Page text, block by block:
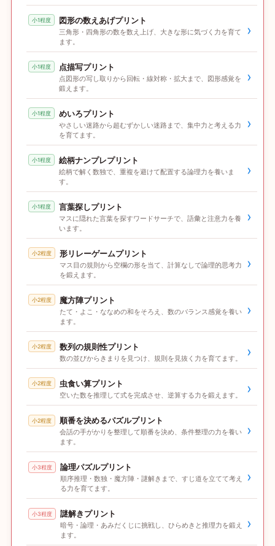
小1程度 図形の数えあげプリント
三角形・四角形の数を数え上げ、大きな形に気づく力を育て
ます。
›
小1程度 点描写プリント
点図形の写し取りから回転・線対称・拡大まで、図形感覚を
鍛えます。
›
小1程度 めいろプリント
やさしい迷路から超むずかしい迷路まで、集中力と考える力
を育てます。
›
小1程度 絵柄ナンプレプリント
絵柄で解く数独で、重複を避けて配置する論理力を養いま
す。
›
小1程度 言葉探しプリント
マスに隠れた言葉を探すワードサーチで、語彙と注意力を養
います。
›
小2程度 形リレーゲームプリント
マス目の規則から空欄の形を当て、計算なしで論理的思考力
を鍛えます。
›
小2程度 魔方陣プリント
たて・よこ・ななめの和をそろえ、数のバランス感覚を養い
ます。
›
小2程度 数列の規則性プリント
数の並びからきまりを見つけ、規則を見抜く力を育てます。 ›
小2程度 虫食い算プリント
空いた数を推理して式を完成させ、逆算する力を鍛えます。 ›
小2程度 順番を決めるパズルプリント
会話の手がかりを整理して順番を決め、条件整理の力を養い
ます。
›
小3程度 論理パズルプリント
順序推理・数独・魔方陣・謎解きまで、すじ道を立てて考え
る力を育てます。
›
小3程度 謎解きプリント
暗号・論理・あみだくじに挑戦し、ひらめきと推理力を鍛え
ます。
›